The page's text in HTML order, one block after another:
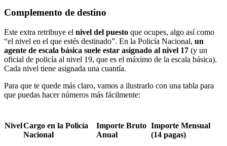
Complemento de destino
Este extra retribuye el nivel del puesto que ocupes, algo así como
“el nivel en el que estés destinado”. En la Policía Nacional, un
agente de escala básica suele estar asignado al nivel 17 (y un
oficial de policía al nivel 19, que es el máximo de la escala básica).
Cada nivel tiene asignada una cuantía.
Para que te quede más claro, vamos a ilustrarlo con una tabla para
que puedas hacer números más fácilmente:
NivelCargo en la Policía
Nacional
Importe Bruto
Anual
Importe Mensual
(14 pagas)